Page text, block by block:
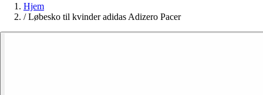
Hjem
/ Løbesko til kvinder adidas Adizero Pacer